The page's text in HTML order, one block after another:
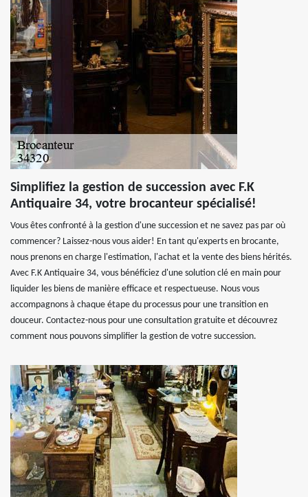
Simplifiez la gestion de succession avec F.K
Antiquaire 34, votre brocanteur spécialisé!
Vous êtes confronté à la gestion d'une succession et ne savez pas par où
commencer? Laissez-nous vous aider! En tant qu'experts en brocante,
nous prenons en charge l'estimation, l'achat et la vente des biens hérités.
Avec F.K Antiquaire 34, vous bénéficiez d'une solution clé en main pour
liquider les biens de manière efficace et respectueuse. Nous vous
accompagnons à chaque étape du processus pour une transition en
douceur. Contactez-nous pour une consultation gratuite et découvrez
comment nous pouvons simplifier la gestion de votre succession.